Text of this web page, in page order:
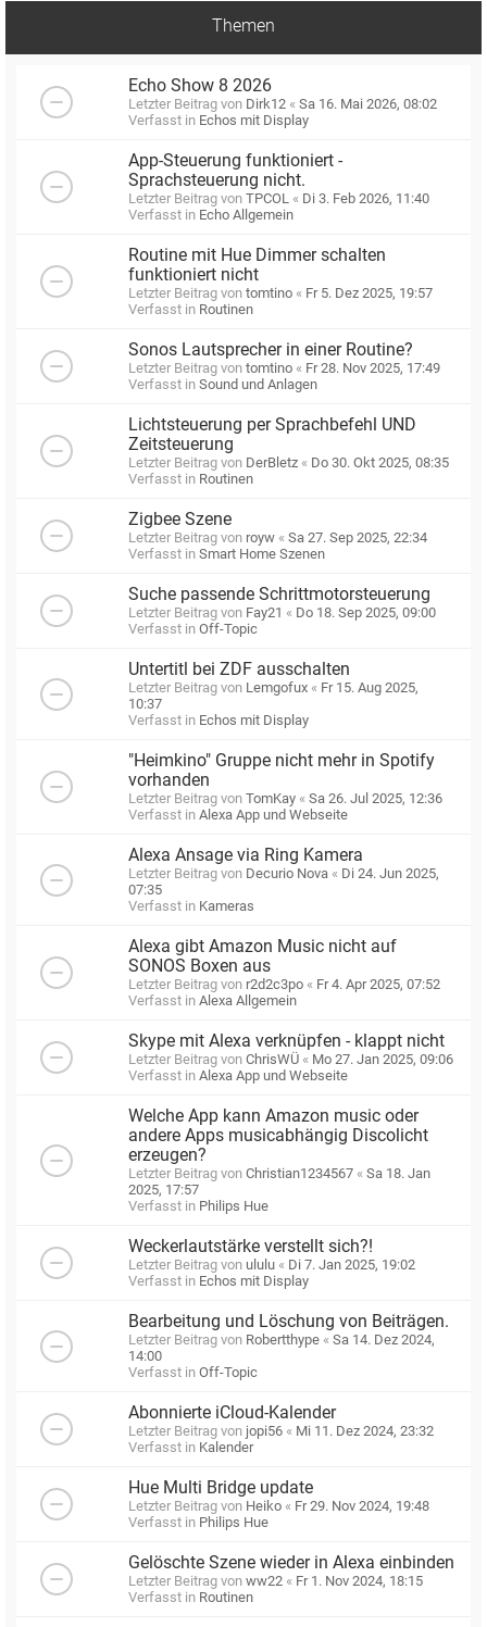
Themen
Echo Show 8 2026
Letzter Beitrag von Dirk12 « Sa 16. Mai 2026, 08:02
Verfasst in Echos mit Display
App-Steuerung funktioniert -
Sprachsteuerung nicht.
Letzter Beitrag von TPCOL « Di 3. Feb 2026, 11:40
Verfasst in Echo Allgemein
Routine mit Hue Dimmer schalten
funktioniert nicht
Letzter Beitrag von tomtino « Fr 5. Dez 2025, 19:57
Verfasst in Routinen
Sonos Lautsprecher in einer Routine?
Letzter Beitrag von tomtino « Fr 28. Nov 2025, 17:49
Verfasst in Sound und Anlagen
Lichtsteuerung per Sprachbefehl UND
Zeitsteuerung
Letzter Beitrag von DerBletz « Do 30. Okt 2025, 08:35
Verfasst in Routinen
Zigbee Szene
Letzter Beitrag von royw « Sa 27. Sep 2025, 22:34
Verfasst in Smart Home Szenen
Suche passende Schrittmotorsteuerung
Letzter Beitrag von Fay21 « Do 18. Sep 2025, 09:00
Verfasst in Off-Topic
Untertitl bei ZDF ausschalten
Letzter Beitrag von Lemgofux « Fr 15. Aug 2025,
10:37
Verfasst in Echos mit Display
"Heimkino" Gruppe nicht mehr in Spotify
vorhanden
Letzter Beitrag von TomKay « Sa 26. Jul 2025, 12:36
Verfasst in Alexa App und Webseite
Alexa Ansage via Ring Kamera
Letzter Beitrag von Decurio Nova « Di 24. Jun 2025,
07:35
Verfasst in Kameras
Alexa gibt Amazon Music nicht auf
SONOS Boxen aus
Letzter Beitrag von r2d2c3po « Fr 4. Apr 2025, 07:52
Verfasst in Alexa Allgemein
Skype mit Alexa verknüpfen - klappt nicht
Letzter Beitrag von ChrisWÜ « Mo 27. Jan 2025, 09:06
Verfasst in Alexa App und Webseite
Welche App kann Amazon music oder
andere Apps musicabhängig Discolicht
erzeugen?
Letzter Beitrag von Christian1234567 « Sa 18. Jan
2025, 17:57
Verfasst in Philips Hue
Weckerlautstärke verstellt sich?!
Letzter Beitrag von ululu « Di 7. Jan 2025, 19:02
Verfasst in Echos mit Display
Bearbeitung und Löschung von Beiträgen.
Letzter Beitrag von Robertthype « Sa 14. Dez 2024,
14:00
Verfasst in Off-Topic
Abonnierte iCloud-Kalender
Letzter Beitrag von jopi56 « Mi 11. Dez 2024, 23:32
Verfasst in Kalender
Hue Multi Bridge update
Letzter Beitrag von Heiko « Fr 29. Nov 2024, 19:48
Verfasst in Philips Hue
Gelöschte Szene wieder in Alexa einbinden
Letzter Beitrag von ww22 « Fr 1. Nov 2024, 18:15
Verfasst in Routinen